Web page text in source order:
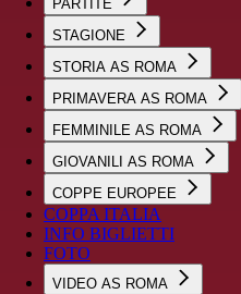
PARTITE
STAGIONE
STORIA AS ROMA
PRIMAVERA AS ROMA
FEMMINILE AS ROMA
GIOVANILI AS ROMA
COPPE EUROPEE
COPPA ITALIA
INFO BIGLIETTI
FOTO
VIDEO AS ROMA